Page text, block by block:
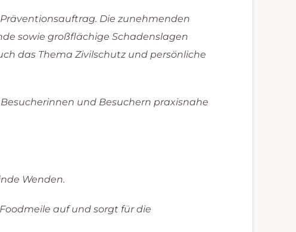
Die zunehmenden
sowie großflächige Schadenslagen
das Thema Zivilschutz und persönliche
und Besuchern praxisnahe
Wenden.
auf und sorgt für die